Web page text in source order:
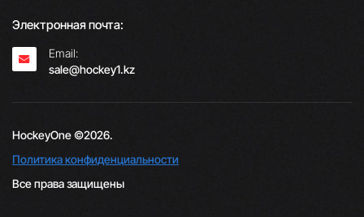
Электронная почта:
Email:
sale@hockey1.kz
HockeyOne ©2026.
Политика конфиденциальности
Все права защищены